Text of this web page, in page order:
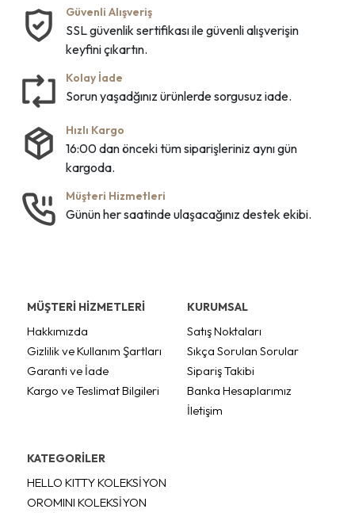
Güvenli Alışveriş
SSL güvenlik sertifikası ile güvenli alışverişin
keyfini çıkartın.
Kolay İade
Sorun yaşadğınız ürünlerde sorgusuz iade.
Hızlı Kargo
16:00 dan önceki tüm siparişleriniz aynı gün
kargoda.
Müşteri Hizmetleri
Günün her saatinde ulaşacağınız destek ekibi.
MÜŞTERİ HİZMETLERİ
Hakkımızda
Gizlilik ve Kullanım Şartları
Garanti ve İade
Kargo ve Teslimat Bilgileri
KURUMSAL
Satış Noktaları
Sıkça Sorulan Sorular
Sipariş Takibi
Banka Hesaplarımız
İletişim
KATEGORİLER
HELLO KITTY KOLEKSİYON
OROMINI KOLEKSİYON